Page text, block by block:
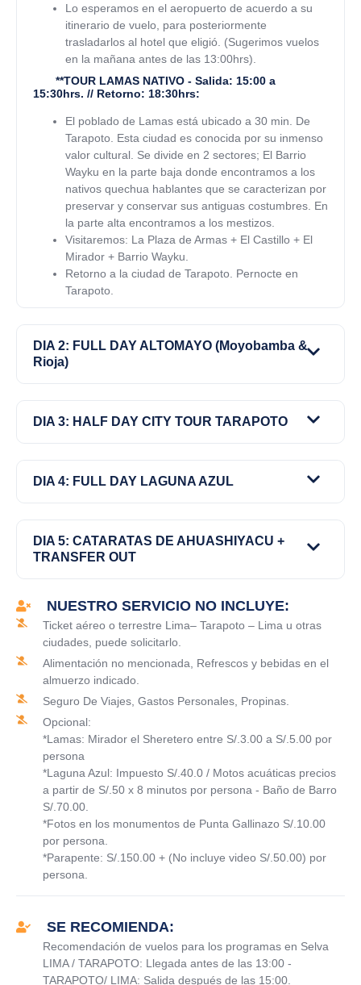
Lo esperamos en el aeropuerto de acuerdo a su
itinerario de vuelo, para posteriormente
trasladarlos al hotel que eligió. (Sugerimos vuelos
en la mañana antes de las 13:00hrs).
**TOUR LAMAS NATIVO - Salida: 15:00 a
15:30hrs. // Retorno: 18:30hrs:
El poblado de Lamas está ubicado a 30 min. De
Tarapoto. Esta ciudad es conocida por su inmenso
valor cultural. Se divide en 2 sectores; El Barrio
Wayku en la parte baja donde encontramos a los
nativos quechua hablantes que se caracterizan por
preservar y conservar sus antiguas costumbres. En
la parte alta encontramos a los mestizos.
Visitaremos: La Plaza de Armas + El Castillo + El
Mirador + Barrio Wayku.
Retorno a la ciudad de Tarapoto. Pernocte en
Tarapoto.
DIA 2: FULL DAY ALTOMAYO (Moyobamba &
Rioja)
DIA 3: HALF DAY CITY TOUR TARAPOTO
DIA 4: FULL DAY LAGUNA AZUL
DIA 5: CATARATAS DE AHUASHIYACU +
TRANSFER OUT
NUESTRO SERVICIO NO INCLUYE:
Ticket aéreo o terrestre Lima– Tarapoto – Lima u otras
ciudades, puede solicitarlo.
Alimentación no mencionada, Refrescos y bebidas en el
almuerzo indicado.
Seguro De Viajes, Gastos Personales, Propinas.
Opcional:
*Lamas: Mirador el Sheretero entre S/.3.00 a S/.5.00 por
persona
*Laguna Azul: Impuesto S/.40.0 / Motos acuáticas precios
a partir de S/.50 x 8 minutos por persona - Baño de Barro
S/.70.00.
*Fotos en los monumentos de Punta Gallinazo S/.10.00
por persona.
*Parapente: S/.150.00 + (No incluye video S/.50.00) por
persona.
SE RECOMIENDA:
Recomendación de vuelos para los programas en Selva
LIMA / TARAPOTO: Llegada antes de las 13:00 -
TARAPOTO/ LIMA: Salida después de las 15:00.